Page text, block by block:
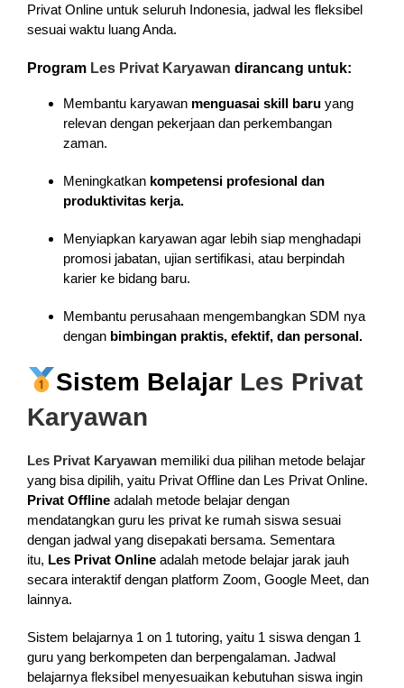
Privat Online untuk seluruh Indonesia, jadwal les fleksibel
sesuai waktu luang Anda.
Program Les Privat Karyawan dirancang untuk:
Membantu karyawan menguasai skill baruyang
relevan dengan pekerjaan dan perkembangan
zaman.
Meningkatkan kompetensi profesional dan
produktivitas kerja.
Menyiapkan karyawan agar lebih siap menghadapi
promosi jabatan, ujian sertifikasi, atau berpindah
karier ke bidang baru.
Membantu perusahaan mengembangkan SDM nya
dengan bimbingan praktis, efektif, dan personal.
Sistem Belajar Les Privat
Karyawan
Les Privat Karyawanmemiliki dua pilihan metode belajar
yang bisa dipilih, yaitu Privat Offline dan Les Privat Online.
Privat Offlineadalah metode belajar dengan
mendatangkan guru les privat ke rumah siswa sesuai
dengan jadwal yang disepakati bersama. Sementara
itu, Les Privat Onlineadalah metode belajar jarak jauh
secara interaktif dengan platform Zoom, Google Meet, dan
lainnya.
Sistem belajarnya 1 on 1 tutoring, yaitu 1 siswa dengan 1
guru yang berkompeten dan berpengalaman. Jadwal
belajarnya fleksibel menyesuaikan kebutuhan siswa ingin